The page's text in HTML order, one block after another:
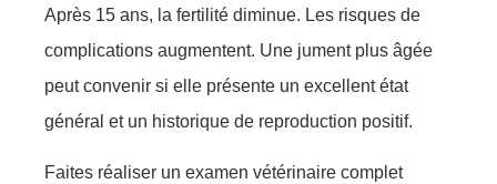
Après 15 ans, la fertilité diminue. Les risques de
complications augmentent. Une jument plus âgée
peut convenir si elle présente un excellent état
général et un historique de reproduction positif.
Faites réaliser un examen vétérinaire complet